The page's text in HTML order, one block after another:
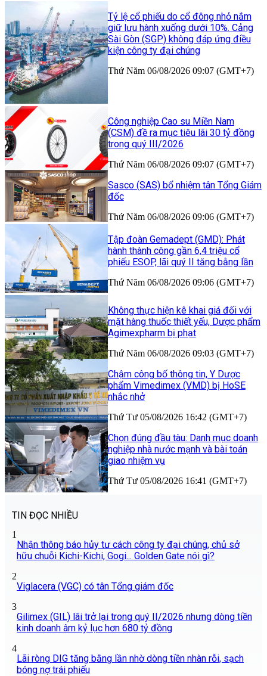
Tỷ lệ cổ phiếu do cổ đông nhỏ nắm
giữ lưu hành xuống dưới 10%. Cảng
Sài Gòn (SGP) không đáp ứng điều
kiện công ty đại chúng
Thứ Năm 06/08/2026 09:07 (GMT+7)
Công nghiệp Cao su Miền Nam
(CSM) đề ra mục tiêu lãi 30 tỷ đồng
trong quý III/2026
Thứ Năm 06/08/2026 09:07 (GMT+7)
Sasco (SAS) bổ nhiệm tân Tổng Giám
đốc
Thứ Năm 06/08/2026 09:06 (GMT+7)
Tập đoàn Gemadept (GMD): Phát
hành thành công gần 6,4 triệu cổ
phiếu ESOP, lãi quý II tăng bằng lần
Thứ Năm 06/08/2026 09:06 (GMT+7)
Không thực hiện kê khai giá đối với
mặt hàng thuốc thiết yếu, Dược phẩm
Agimexpharm bị phạt
Thứ Năm 06/08/2026 09:03 (GMT+7)
Chậm công bố thông tin, Y Dược
phẩm Vimedimex (VMD) bị HoSE
nhắc nhở
Thứ Tư 05/08/2026 16:42 (GMT+7)
Chọn đúng đầu tàu: Danh mục doanh
nghiệp nhà nước mạnh và bài toán
giao nhiệm vụ
Thứ Tư 05/08/2026 16:41 (GMT+7)
TIN ĐỌC NHIỀU
1
Nhận thông báo hủy tư cách công ty đại chúng, chủ sở
hữu chuỗi Kichi-Kichi, Gogi... Golden Gate nói gì?
2
Viglacera (VGC) có tân Tổng giám đốc
3
Gilimex (GIL) lãi trở lại trong quý II/2026 nhưng dòng tiền
kinh doanh âm kỷ lục hơn 680 tỷ đồng
4
Lãi ròng DIG tăng bằng lần nhờ dòng tiền nhàn rỗi, sạch
bóng nợ trái phiếu